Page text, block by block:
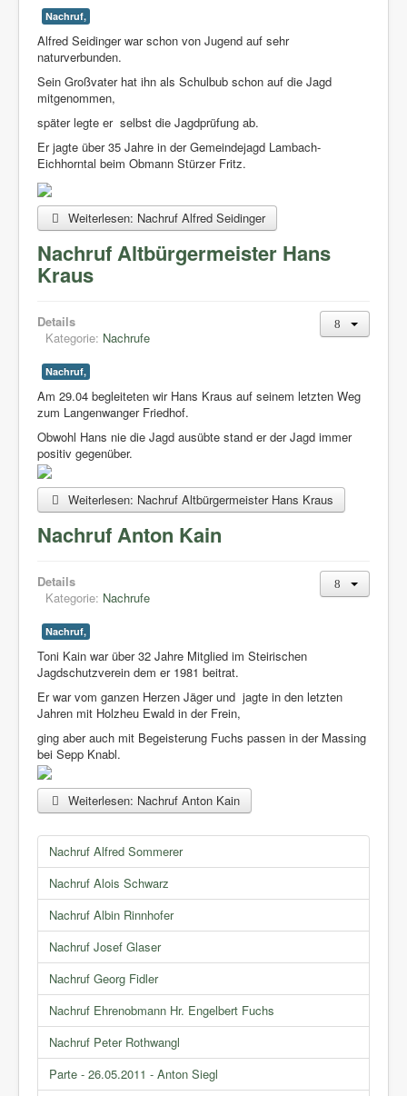
Nachruf,
Alfred Seidinger war schon von Jugend auf sehr
naturverbunden.
Sein Großvater hat ihn als Schulbub schon auf die Jagd
mitgenommen,
später legte er selbst die Jagdprüfung ab.
Er jagte über 35 Jahre in der Gemeindejagd Lambach-
Eichhorntal beim Obmann Stürzer Fritz.
Weiterlesen: Nachruf Alfred Seidinger
Nachruf Altbürgermeister Hans
Kraus
Details
Kategorie: Nachrufe
Nachruf,
Am 29.04 begleiteten wir Hans Kraus auf seinem letzten Weg
zum Langenwanger Friedhof.
Obwohl Hans nie die Jagd ausübte stand er der Jagd immer
positiv gegenüber.
Weiterlesen: Nachruf Altbürgermeister Hans Kraus
Nachruf Anton Kain
Details
Kategorie: Nachrufe
Nachruf,
Toni Kain war über 32 Jahre Mitglied im Steirischen
Jagdschutzverein dem er 1981 beitrat.
Er war vom ganzen Herzen Jäger und jagte in den letzten
Jahren mit Holzheu Ewald in der Frein,
ging aber auch mit Begeisterung Fuchs passen in der Massing
bei Sepp Knabl.
Weiterlesen: Nachruf Anton Kain
Nachruf Alfred Sommerer
Nachruf Alois Schwarz
Nachruf Albin Rinnhofer
Nachruf Josef Glaser
Nachruf Georg Fidler
Nachruf Ehrenobmann Hr. Engelbert Fuchs
Nachruf Peter Rothwangl
Parte - 26.05.2011 - Anton Siegl